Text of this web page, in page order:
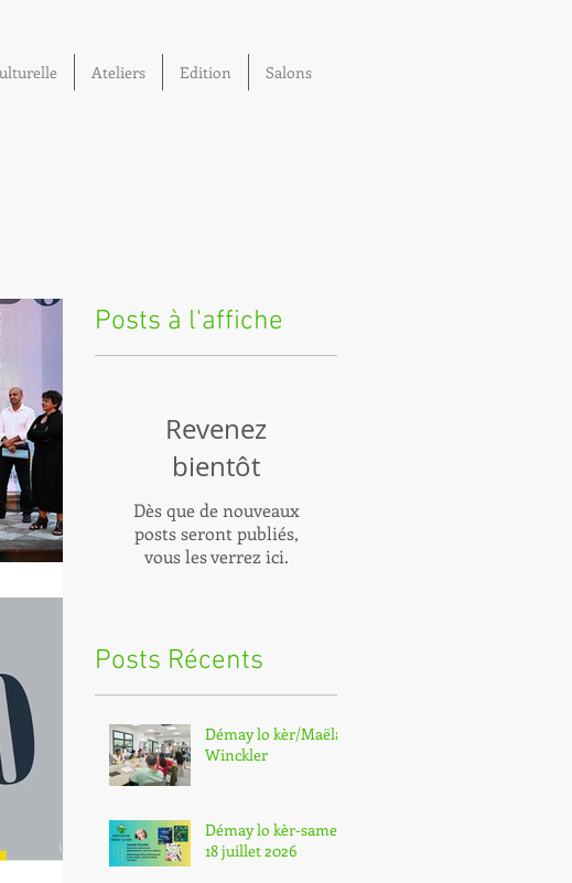
Ateliers Edition Salons
Posts à l'affiche
Revenez
bientôt
Dès que de nouveaux
posts seront publiés,
vous les verrez ici.
Posts Récents
Démay lo kèr/Maëla
Winckler
Démay lo kèr-samedi
18 juillet 2026